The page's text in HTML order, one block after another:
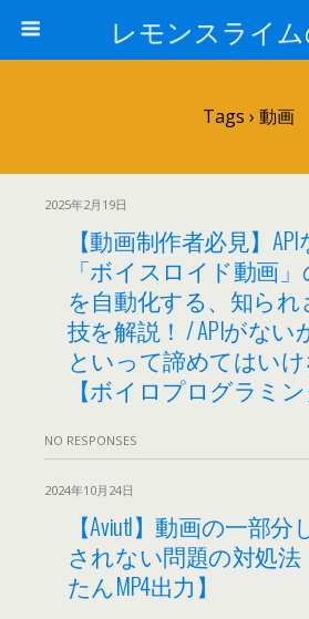
レモンスライ
Tags › 動画
2025年2月19日
【動画制作者必見】API
「ボイスロイド動画
を自動化する、知られ
技を解説！ / APIがない
といって諦めてはいけ
【ボイロプログラミン
NO RESPONSES
2024年10月24日
【Aviutl】動画の一部
されない問題の対処法
たんMP4出力】